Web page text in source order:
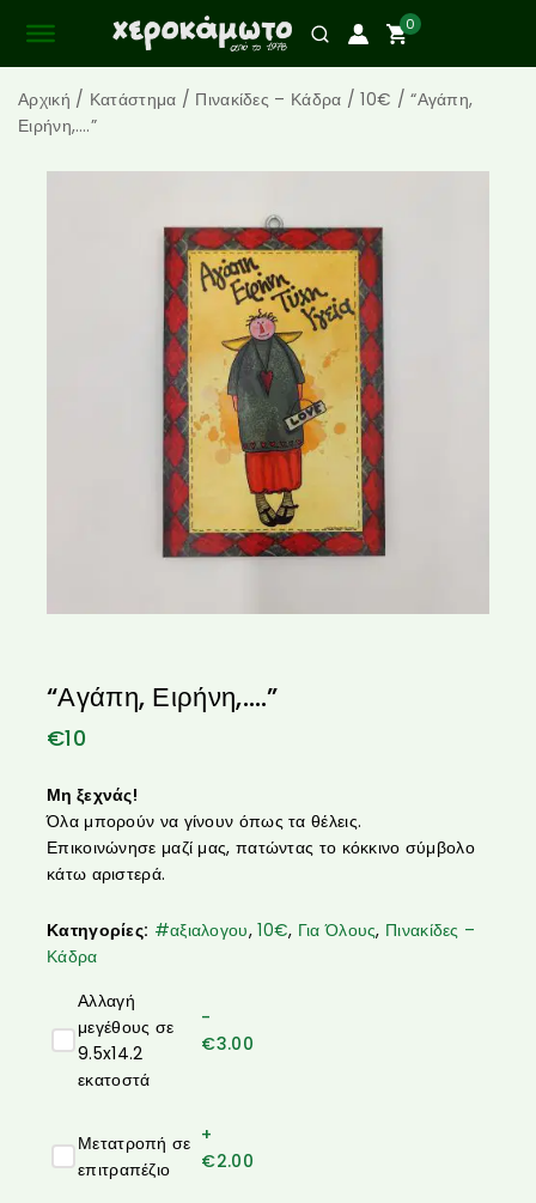
0
Αρχική / Κατάστημα / Πινακίδες – Κάδρα / 10€ / “Αγάπη,
Ειρήνη,….”
“Αγάπη, Ειρήνη,….”
€10
Μη ξεχνάς!
Όλα μπορούν να γίνουν όπως τα θέλεις.
Επικοινώνησε μαζί μας, πατώντας το κόκκινο σύμβολο
κάτω αριστερά.
Κατηγορίες: #αξιαλογου,10€, Για Όλους, Πινακίδες –
Κάδρα
Αλλαγή
μεγέθους σε
9.5x14.2
εκατοστά
-
€3.00
Μετατροπή σε
επιτραπέζιο
+
€2.00